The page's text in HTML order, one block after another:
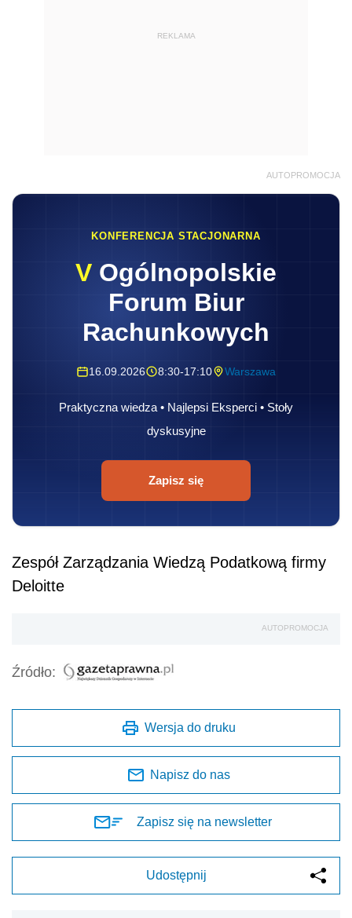
REKLAMA
AUTOPROMOCJA
KONFERENCJA STACJONARNA
V Ogólnopolskie
Forum Biur
Rachunkowych
16.09.2026 8:30-17:10 Warszawa
Praktyczna wiedza • Najlepsi Eksperci • Stoły
dyskusyjne
Zapisz się
Zespół Zarządzania Wiedzą Podatkową firmy
Deloitte
AUTOPROMOCJA
Źródło:
Wersja do druku
Napisz do nas
Zapisz się na newsletter
Udostępnij